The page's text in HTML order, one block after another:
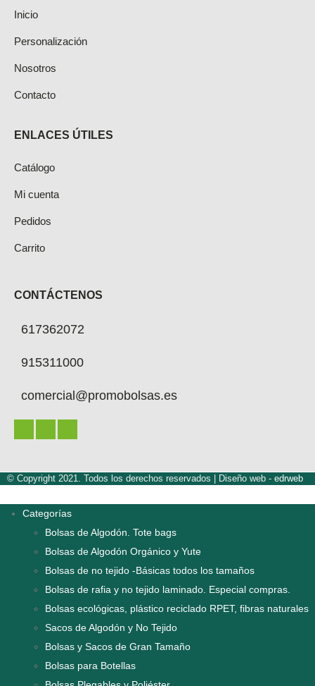
Inicio
Personalización
Nosotros
Contacto
ENLACES ÚTILES
Catálogo
Mi cuenta
Pedidos
Carrito
CONTÁCTENOS
617362072
915311000
comercial@promobolsas.es
© Copyright 2021. Todos los derechos reservados | Diseño web - edrweb
Categorías
Bolsas de Algodón. Tote bags
Bolsas de Algodón Orgánico y Yute
Bolsas de no tejido -Básicas todos los tamaños
Bolsas de rafia y no tejido laminado. Especial compras.
Bolsas ecológicas, plástico reciclado RPET, fibras naturales
Sacos de Algodón y No Tejido
Bolsas y Sacos de Gran Tamaño
Bolsas para Botellas